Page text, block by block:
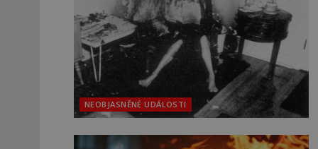
NEOBJASNĚNÉ UDÁLOSTI